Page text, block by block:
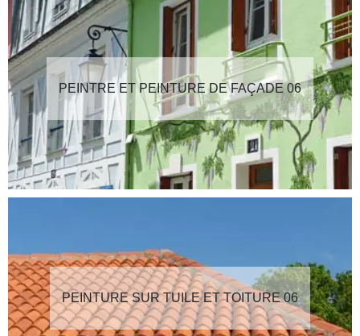
PEINTRE ET PEINTURE DE FAÇADE 06
PEINTURE SUR TUILE ET TOITURE 06